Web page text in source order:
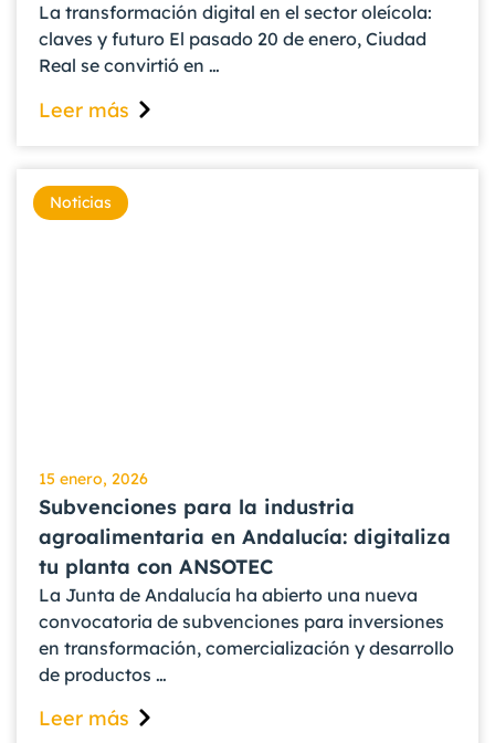
La transformación digital en el sector oleícola:
claves y futuro El pasado 20 de enero, Ciudad
Real se convirtió en …
Leer más
Noticias
15 enero, 2026
Subvenciones para la industria
agroalimentaria en Andalucía: digitaliza
tu planta con ANSOTEC
La Junta de Andalucía ha abierto una nueva
convocatoria de subvenciones para inversiones
en transformación, comercialización y desarrollo
de productos …
Leer más